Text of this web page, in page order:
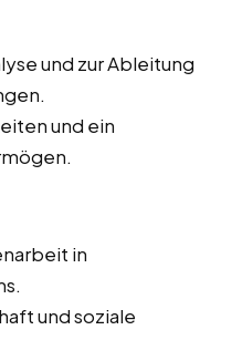
und zur Ableitung
und ein
in
und soziale